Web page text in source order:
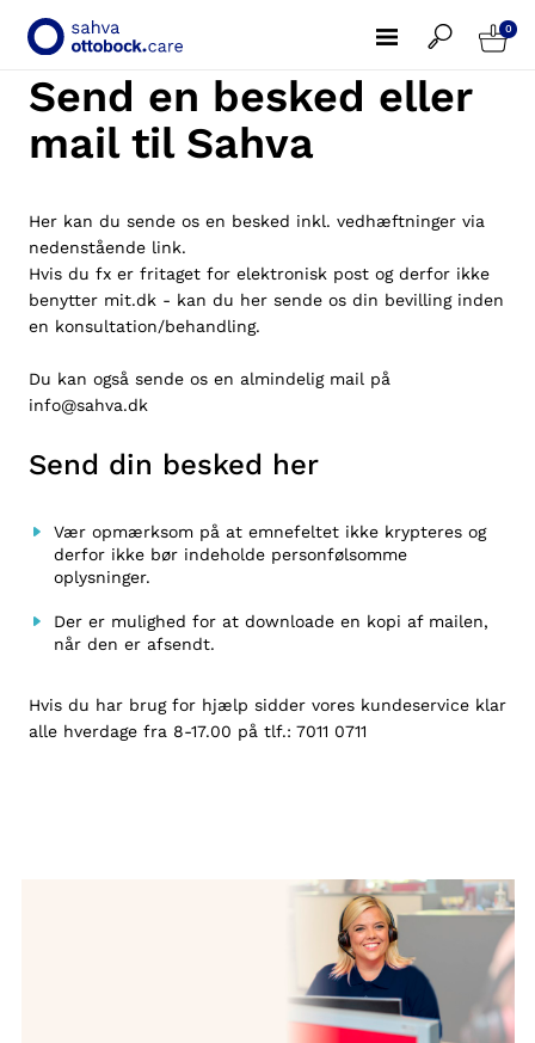
0
Send en besked eller
mail til Sahva
Her kan du sende os en besked inkl. vedhæftninger via
nedenstående link.
Hvis du fx er fritaget for elektronisk post og derfor ikke
benytter mit.dk - kan du her sende os din bevilling inden
en konsultation/behandling.
Du kan også sende os en almindelig mail på
info@sahva.dk
Send din besked her
Vær opmærksom på at emnefeltet ikke krypteres og
derfor ikke bør indeholde personfølsomme
oplysninger.
Der er mulighed for at downloade en kopi af mailen,
når den er afsendt.
Hvis du har brug for hjælp sidder vores kundeservice klar
alle hverdage fra 8-17.00 på tlf.: 7011 0711